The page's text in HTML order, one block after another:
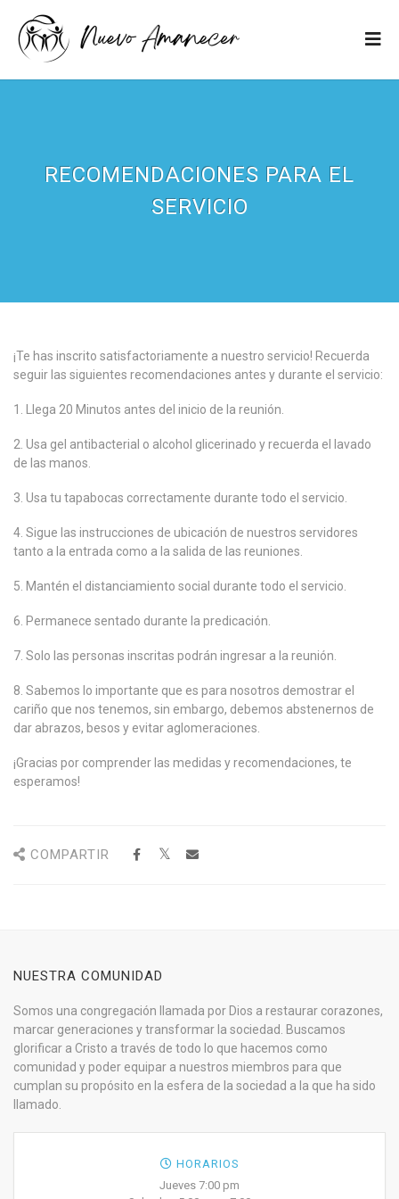
RECOMENDACIONES PARA EL
SERVICIO
¡Te has inscrito satisfactoriamente a nuestro servicio! Recuerda
seguir las siguientes recomendaciones antes y durante el servicio:
1. Llega 20 Minutos antes del inicio de la reunión.
2. Usa gel antibacterial o alcohol glicerinado y recuerda el lavado
de las manos.
3. Usa tu tapabocas correctamente durante todo el servicio.
4. Sigue las instrucciones de ubicación de nuestros servidores
tanto a la entrada como a la salida de las reuniones.
5. Mantén el distanciamiento social durante todo el servicio.
6. Permanece sentado durante la predicación.
7. Solo las personas inscritas podrán ingresar a la reunión.
8. Sabemos lo importante que es para nosotros demostrar el
cariño que nos tenemos, sin embargo, debemos abstenernos de
dar abrazos, besos y evitar aglomeraciones.
¡Gracias por comprender las medidas y recomendaciones, te
esperamos!
COMPARTIR
NUESTRA COMUNIDAD
Somos una congregación llamada por Dios a restaurar corazones,
marcar generaciones y transformar la sociedad. Buscamos
glorificar a Cristo a través de todo lo que hacemos como
comunidad y poder equipar a nuestros miembros para que
cumplan su propósito en la esfera de la sociedad a la que ha sido
llamado.
HORARIOS
Jueves 7:00 pm